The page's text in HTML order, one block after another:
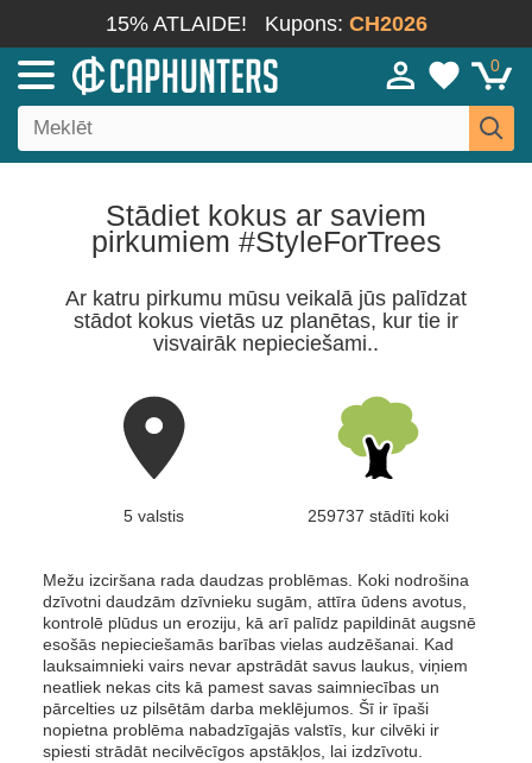
15% ATLAIDE! Kupons: CH2026
0
Stādiet kokus ar saviem
pirkumiem #StyleForTrees
Ar katru pirkumu mūsu veikalā jūs palīdzat
stādot kokus vietās uz planētas, kur tie ir
visvairāk nepieciešami..
5 valstis 259737 stādīti koki
Mežu izciršana rada daudzas problēmas. Koki nodrošina
dzīvotni daudzām dzīvnieku sugām, attīra ūdens avotus,
kontrolē plūdus un eroziju, kā arī palīdz papildināt augsnē
esošās nepieciešamās barības vielas audzēšanai. Kad
lauksaimnieki vairs nevar apstrādāt savus laukus, viņiem
neatliek nekas cits kā pamest savas saimniecības un
pārcelties uz pilsētām darba meklējumos. Šī ir īpaši
nopietna problēma nabadzīgajās valstīs, kur cilvēki ir
spiesti strādāt necilvēcīgos apstākļos, lai izdzīvotu.